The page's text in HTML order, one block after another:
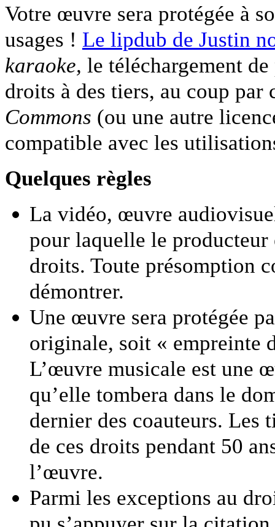
Votre œuvre sera protégée à
usages ! Le lipdub de Justin
karaoke, le téléchargement
droits à des tiers, au coup par
Commons (ou une autre
compatible avec les
Quelques règles
La vidéo, œuvre
pour laquelle le producteur
droits. Toute présomption
démontrer.
Une œuvre sera protégée
originale, soit « empreinte
L’œuvre musicale est une
qu’elle tombera dans le
dernier des coauteurs.
de ces droits pendant 50
l’œuvre.
Parmi les exceptions au